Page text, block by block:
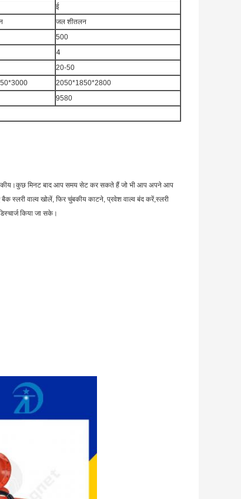
ई
जल शीतलन
500
4
20-50
2050*1850*2800
9580
चुंबकीय।कुछ मिनट बाद आप समय सेट कर सकते हैं जो भी आप अपने आप
स्लरी वाल्व खोलें, फिर चुंबकीय काटने, प्रवेश वाल्व बंद करें,स्लरी
किया जा सके।